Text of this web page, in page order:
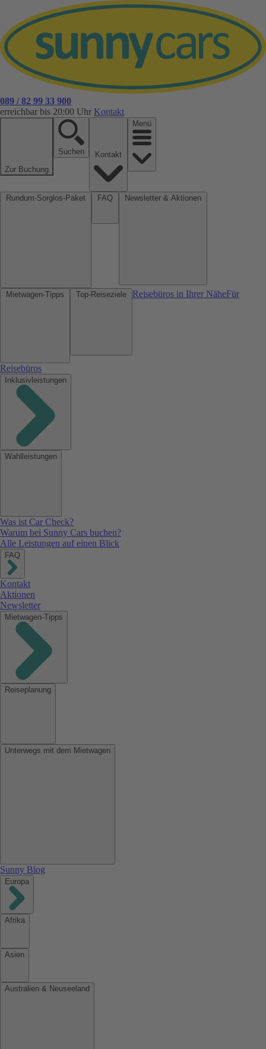
089 / 82 99 33 900
erreichbar bis 20:00 Uhr Kontakt
Zur Buchung
Suchen
Menü
Reisebüros in Ihrer NäheFür
Reisebüros
Inklusivleistungen
Wahlleistungen
Was ist Car Check?
Warum bei Sunny Cars buchen?
Alle Leistungen auf einen Blick
FAQ
Kontakt
Aktionen
Newsletter
Mietwagen-Tipps
Reiseplanung
Unterwegs mit dem Mietwagen
Sunny Blog
Europa
Afrika
Asien
Australien & Neuseeland